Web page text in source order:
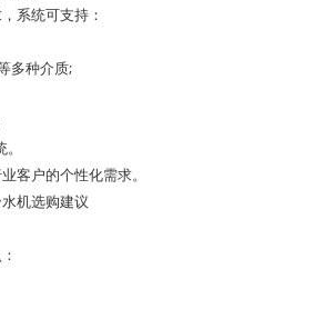
系统可支持：
多种介质;
户的个性化需求。
机选购建议